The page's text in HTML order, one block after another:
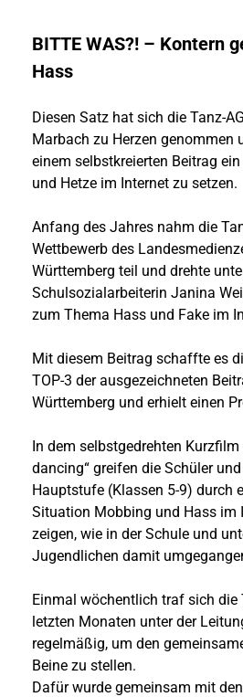
BITTE WAS?! – Kontern
Hass
Diesen Satz hat sich die Tanz-
Marbach zu Herzen genommen
einem selbstkreierten Beitrag
und Hetze im Internet zu setzen.
Anfang des Jahres nahm die
Wettbewerb des
Württemberg teil und drehte
Schulsozialarbeiterin Janina
zum Thema Hass und Fake im
Mit diesem Beitrag schaffte es
TOP-3 der ausgezeichneten
Württemberg und erhielt einen
In dem selbstgedrehten
dancing“ greifen die Schüler
Hauptstufe (Klassen 5-9) durch
Situation Mobbing und Hass im
zeigen, wie in der Schule und
Jugendlichen damit
Einmal wöchentlich traf sich die
letzten Monaten unter der
regelmäßig, um den
Beine zu stellen.
Dafür wurde gemeinsam mit